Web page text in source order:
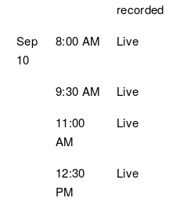
recorded
Sep
10
8:00 AM Live
9:30 AM Live
11:00
AM
Live
12:30
PM
Live